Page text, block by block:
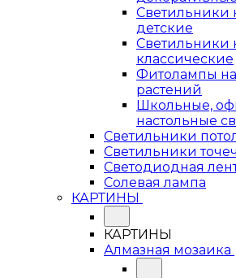
Светильники
детские
Светильники
классические
Фитолампы
растений
Школьные,
настольные
Светильники
Светильники
Светодиодная
Солевая лампа
КАРТИНЫ
КАРТИНЫ
Алмазная мозаика